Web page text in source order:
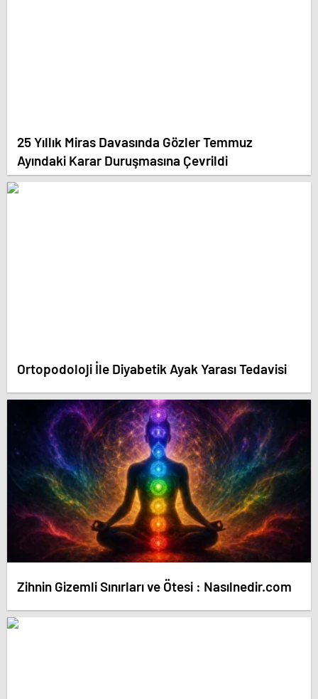
25 Yıllık Miras Davasında Gözler Temmuz
Ayındaki Karar Duruşmasına Çevrildi
Ortopodoloji İle Diyabetik Ayak Yarası Tedavisi
Zihnin Gizemli Sınırları ve Ötesi : Nasılnedir.com